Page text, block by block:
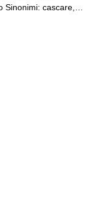
Sinonimi: cascare,…